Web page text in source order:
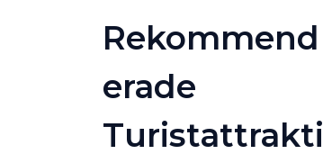
Rekommend
Erade
Turistattrakti